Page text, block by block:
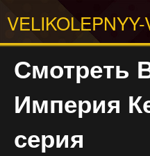
Смотреть
Империя
серия